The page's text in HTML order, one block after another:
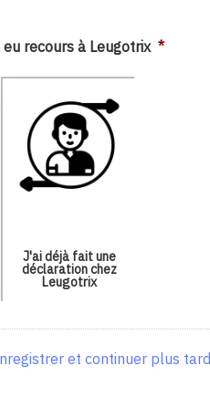
recours à Leugotrix *
J'ai déjà fait une
déclaration chez
Leugotrix
et continuer plus tard